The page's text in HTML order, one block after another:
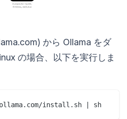
から Ollama をダ
の場合、以下を実行しま